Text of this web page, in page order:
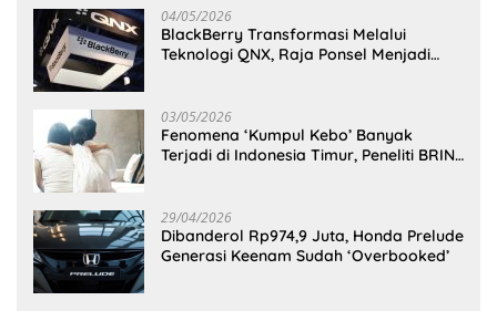
04/05/2026
BlackBerry Transformasi Melalui
Teknologi QNX, Raja Ponsel Menjadi
03/05/2026
Fenomena ‘Kumpul Kebo’ Banyak
Terjadi di Indonesia Timur, Peneliti BRIN
29/04/2026
Dibanderol Rp974,9 Juta, Honda Prelude
Generasi Keenam Sudah ‘Overbooked’